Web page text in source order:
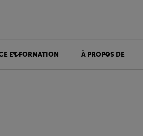
ET FORMATION À PROPOS DE